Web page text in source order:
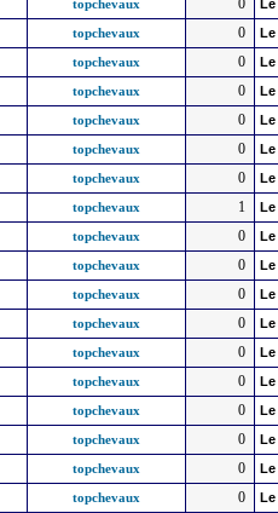
topchevaux 0 Le
topchevaux 0 Le
topchevaux 0 Le
topchevaux 0 Le
topchevaux 0 Le
topchevaux 0 Le
topchevaux 0 Le
topchevaux 1 Le
topchevaux 0 Le
topchevaux 0 Le
topchevaux 0 Le
topchevaux 0 Le
topchevaux 0 Le
topchevaux 0 Le
topchevaux 0 Le
topchevaux 0 Le
topchevaux 0 Le
topchevaux 0 Le